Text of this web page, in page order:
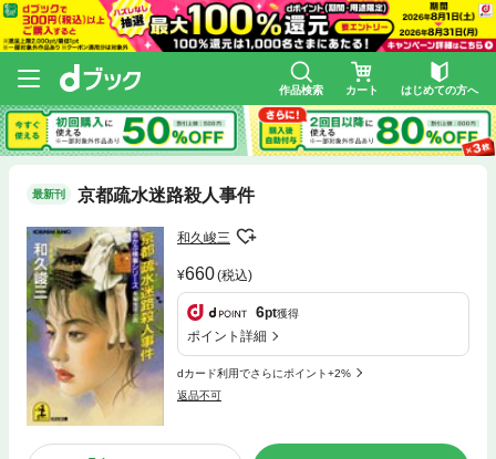
作品検索 カート はじめての方へ
最新刊 京都疏水迷路殺人事件
和久峻三
660(税込)
6pt獲得
ポイント詳細
dカード利用でさらにポイント+2%
返品不可